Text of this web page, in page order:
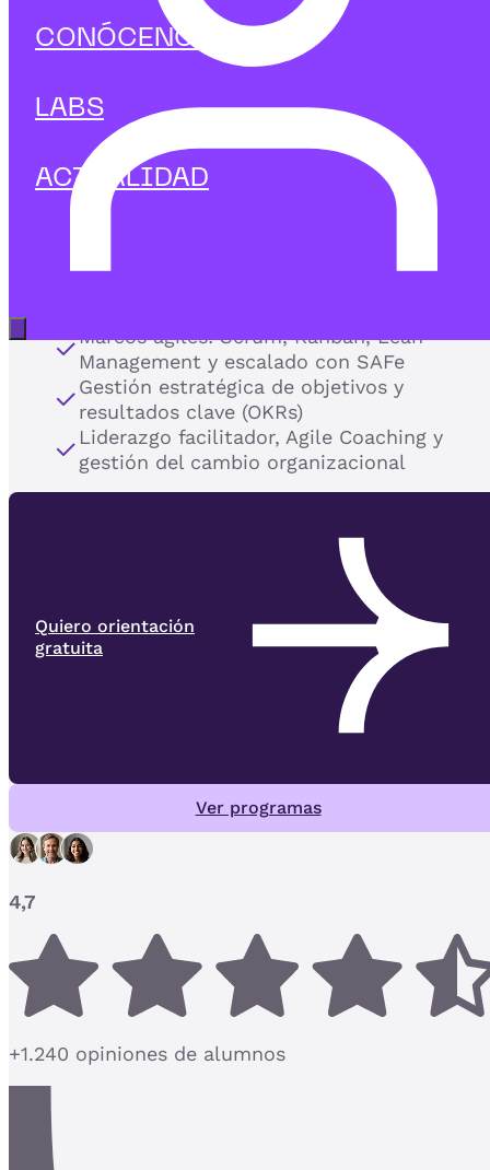
CONÓCENOS
LABS
ACTUALIDAD
y la entregade valor
con metodologías ágiles.
En IEBS te formamos para liderar la transformación ágil
en organizaciones y equipos, aplicando marcos de
trabajo como Scrum, Kanban y OKRs para maximizar la
productividad y adaptabilidad en entornos cambiantes.
fomentar una cultura de mejora continua y trabajo
Marcos ágiles: Scrum, Kanban, Lean
Management y escalado con SAFe
Gestión estratégica de objetivos y
resultados clave (OKRs)
Liderazgo facilitador, Agile Coaching y
gestión del cambio organizacional
Quiero orientación
gratuita
Ver programas
4,7
+1.240 opiniones de alumnos